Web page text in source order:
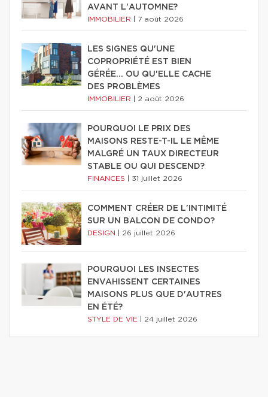
AVANT L'AUTOMNE?
IMMOBILIER 7 août 2026
LES SIGNES QU'UNE
COPROPRIÉTÉ EST BIEN
GÉRÉE… OU QU'ELLE CACHE
DES PROBLÈMES
IMMOBILIER 2 août 2026
POURQUOI LE PRIX DES
MAISONS RESTE-T-IL LE MÊME
MALGRÉ UN TAUX DIRECTEUR
STABLE OU QUI DESCEND?
FINANCES 31 juillet 2026
COMMENT CRÉER DE L'INTIMITÉ
SUR UN BALCON DE CONDO?
DESIGN 26 juillet 2026
POURQUOI LES INSECTES
ENVAHISSENT CERTAINES
MAISONS PLUS QUE D'AUTRES
EN ÉTÉ?
STYLE DE VIE 24 juillet 2026